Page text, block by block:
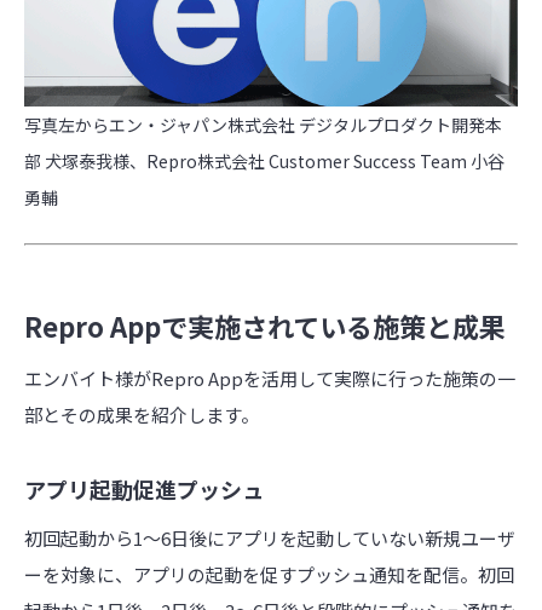
写真左からエン・ジャパン株式会社 デジタルプロダクト開発本
部 犬塚泰我様、Repro株式会社 Customer Success Team 小谷
勇輔
Repro Appで実施されている施策と成果
エンバイト様がRepro Appを活用して実際に行った施策の一
部とその成果を紹介します。
アプリ起動促進プッシュ
初回起動から1～6日後にアプリを起動していない新規ユーザ
ーを対象に、アプリの起動を促すプッシュ通知を配信。初回